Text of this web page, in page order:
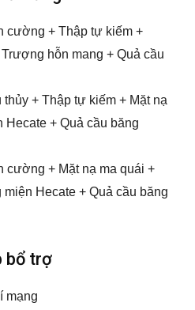
cường + Thập tự kiếm +
hỗn mang + Quả cầu
+ Thập tự kiếm + Mặt nạ
+ Quả cầu băng
cường + Mặt nạ ma quái +
Hecate + Quả cầu băng
bổ trợ
mạng